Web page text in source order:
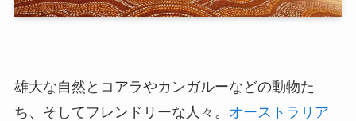
雄大な自然とコアラやカンガルーなどの動物た
ち、そしてフレンドリーな人々。 オーストラリア